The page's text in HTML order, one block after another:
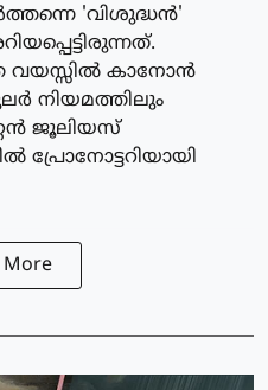
'വിശുദ്ധന്‍'
വയസ്സില്‍ കാനോന്‍
നിയമത്തിലും
ജൂലിയസ്
പ്രോനോട്ടറിയായി
More